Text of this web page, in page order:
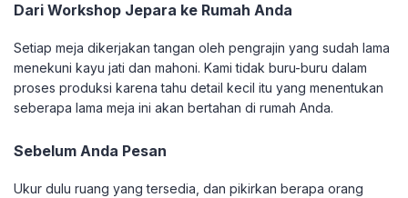
Dari Workshop Jepara ke Rumah Anda
Setiap meja dikerjakan tangan oleh pengrajin yang sudah lama
menekuni kayu jati dan mahoni. Kami tidak buru-buru dalam
proses produksi karena tahu detail kecil itu yang menentukan
seberapa lama meja ini akan bertahan di rumah Anda.
Sebelum Anda Pesan
Ukur dulu ruang yang tersedia, dan pikirkan berapa orang